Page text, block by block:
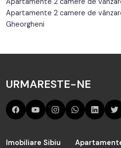
Apartamente 2 camere de
Gheorgheni
URMARESTE-NE
Imobiliare Sibiu